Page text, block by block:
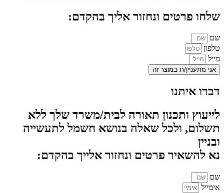
שלחו פרטים ונחזור אליך בהקדם:
שם
טלפון
מייל
אני מתעניין/ת במוצר זה
דברו איתנו
לייעוץ ותכנון תאורה לבית/משרד שלך ללא
תשלום, ולכל שאלה בנושא חשמל לתעשייה
ובניין
נא להשאיר פרטים ונחזור אלייך בהקדם:
שם
אימייל